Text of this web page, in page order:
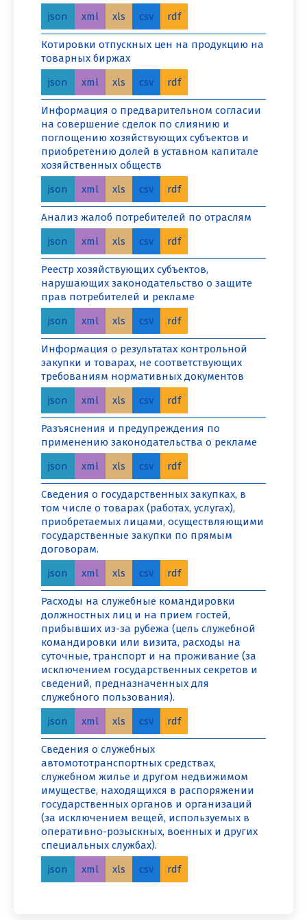
json
xml xls csv rdf
Котировки отпускных цен на продукцию на
товарных биржах
json
xml xls csv rdf
Информация о предварительном согласии
на совершение сделок по слиянию и
поглощению хозяйствующих субъектов и
приобретению долей в уставном капитале
хозяйственных обществ
json
xml xls csv rdf
Анализ жалоб потребителей по отраслям
json
xml xls csv rdf
Реестр хозяйствующих субъектов,
нарушающих законодательство о защите
прав потребителей и рекламе
json
xml xls csv rdf
Информация о результатах контрольной
закупки и товарах, не соответствующих
требованиям нормативных документов
json
xml xls csv rdf
Разъяснения и предупреждения по
применению законодательства о рекламе
json
xml xls csv rdf
Сведения о государственных закупках, в
том числе о товарах (работах, услугах),
приобретаемых лицами, осуществляющими
государственные закупки по прямым
договорам.
json
xml xls csv rdf
Расходы на служебные командировки
должностных лиц и на прием гостей,
прибывших из-за рубежа (цель служебной
командировки или визита, расходы на
суточные, транспорт и на проживание (за
исключением государственных секретов и
сведений, предназначенных для
служебного пользования).
json
xml xls csv rdf
Сведения о служебных
автомототранспортных средствах,
служебном жилье и другом недвижимом
имуществе, находящихся в распоряжении
государственных органов и организаций
(за исключением вещей, используемых в
оперативно-розыскных, военных и других
специальных службах).
json
xml xls csv rdf